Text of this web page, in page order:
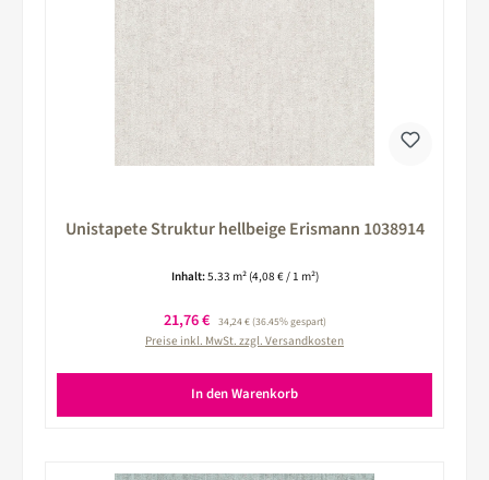
Unistapete Struktur hellbeige Erismann 1038914
Inhalt:5.33 m² (4,08 € / 1 m²)
Verkaufspreis:
21,76 € Regulärer Preis:
34,24 €(36.45% gespart)
Preise inkl. MwSt. zzgl. Versandkosten
In den Warenkorb